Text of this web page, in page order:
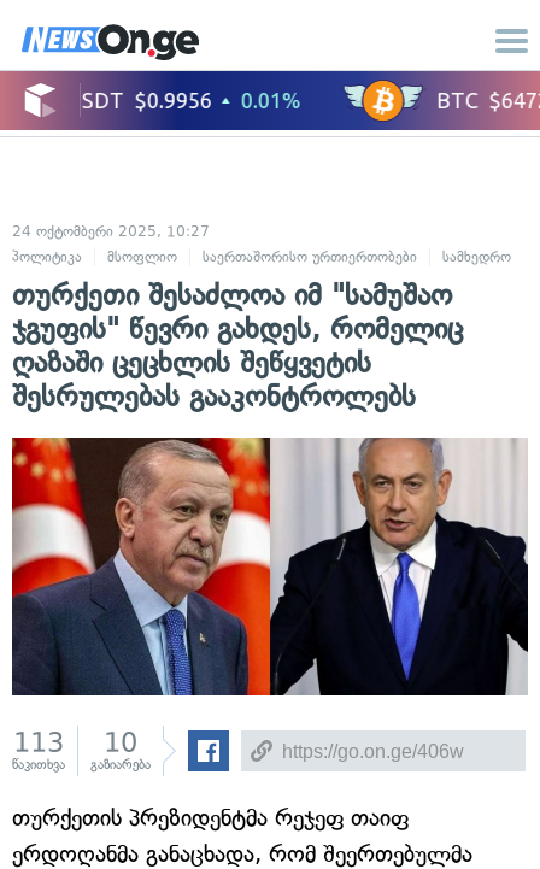
24 ოქტომბერი 2025, 10:27
პოლიტიკა
მსოფლიო საერთაშორისო ურთიერთობები სამხედრო
თურქეთი შესაძლოა იმ "სამუშაო
ჯგუფის" წევრი გახდეს, რომელიც
ღაზაში ცეცხლის შეწყვეტის
შესრულებას გააკონტროლებს
113
წაკითხვა
10
გაზიარება
თურქეთის პრეზიდენტმა რეჯეფ თაიფ
ერდოღანმა განაცხადა, რომ შეერთებულმა